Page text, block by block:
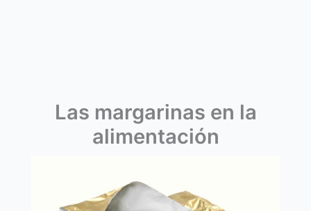
Las margarinas en la
alimentación